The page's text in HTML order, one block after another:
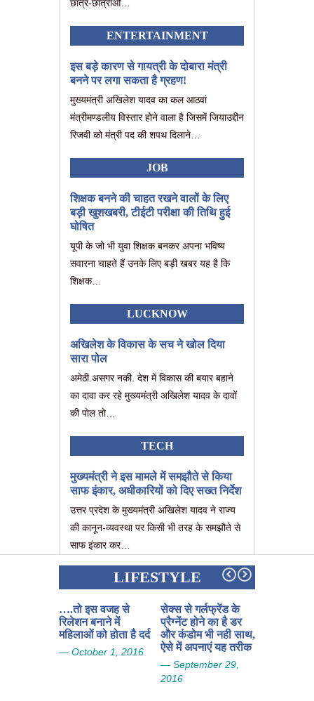
छात्र-छात्राओं…
ENTERTAINMENT
इस बड़े कारण से गायत्री के दोबारा मंत्री
बनने पर लगा सकता है ग्रहण!
मुख्यमंत्री अखिलेश यादव का कल आठवां
मंत्रीमण्डलीय विस्तार होने वाला है जिसमें जियाउद्दीन
रिजवी को मंत्री पद की शपथ दिलाने…
JOB
शिक्षक बनने की चाहत रखने वालों के लिए
बड़ी खुशखबरी, टीईटी परीक्षा की तिथि हुई
घोषित
यूपी के जो भी युवा शिक्षक बनकर अपना भविष्य
सवारना चाहते हैं उनके लिए बड़ी खबर यह है कि
शिक्षक…
LUCKNOW
अखिलेश के विकास के सच ने खोल दिया
सारा पोल
अमेठी.असगर नकी. देश में विकास की बयार बहाने
का दावा कर रहे मुख्यमंत्री अखिलेश यादव के दावों
की पोल तो…
TECH
मुख्यमंत्री ने इस मामले में समझौते से किया
साफ इंकार, अधीकारियों को दिए सख्त निर्देश
उत्तर प्रदेश के मुख्यमंत्री अखिलेश यादव ने राज्य
की कानून-व्यवस्था पर किसी भी तरह के समझौते से
साफ इंकार कर…
LIFESTYLE
….तो इस वजह से
रिलेशन बनाने में
महिलाओं को होता है दर्द
— October 1, 2016
सेक्स से गर्लफ्रेंड के
प्रैग्नेंट होने का है डर
और कंडोम भी नही साथ,
ऐसे में अपनाएं यह तरीक
— September 29,
2016